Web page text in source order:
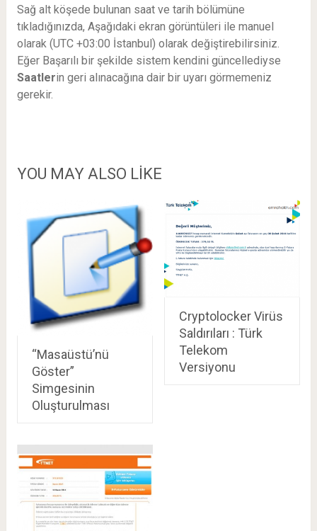
Sağ alt köşede bulunan saat ve tarih bölümüne
tıkladığınızda, Aşağıdaki ekran görüntüleri ile manuel
olarak (UTC +03:00 İstanbul) olarak değiştirebilirsiniz.
Eğer Başarılı bir şekilde sistem kendini güncellediyse
Saatlerin geri alınacağına dair bir uyarı görmemeniz
gerekir.
YOU MAY ALSO LIKE
“Masaüstü’nü
Göster”
Simgesinin
Oluşturulması
Cryptolocker Virüs
Saldırıları : Türk
Telekom
Versiyonu